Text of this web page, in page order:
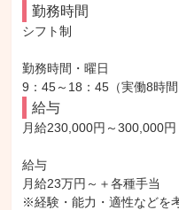
勤務時間
シフト制
勤務時間・曜日
9：45～18：45（実働8時間
給与
月給230,000円～300,000円
給与
月給23万円～＋各種手当
※経験・能力・適性などを